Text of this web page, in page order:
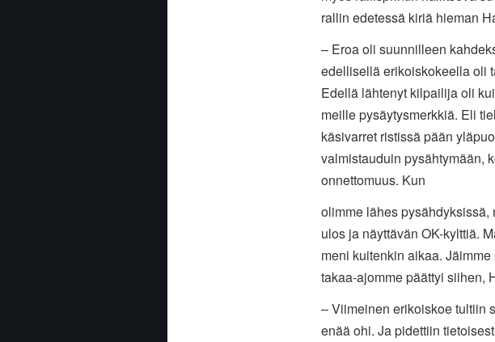
rallin edetessä kiriä hieman
– Eroa oli suunnilleen
edellisellä erikoiskokeella oli
Edellä lähtenyt kilpailija oli
meille pysäytysmerkkiä. Eli
käsivarret ristissä pään
valmistauduin pysähtymään,
onnettomuus. Kun
olimme lähes
ulos ja näyttävän OK-kylttiä.
meni kuitenkin aikaa.
takaa-ajomme päättyi siihen,
– Viimeinen erikoiskoe tultiin
enää ohi. Ja pidettiin